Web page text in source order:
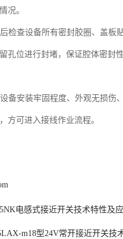
况。
检查设备所有密封胶圈、盖板
孔位进行封堵，保证腔体密封
备安装牢固程度、外观无损伤
方可进入接线作业流程。
电感式接近开关技术特性及
m18型24V常开接近开关技